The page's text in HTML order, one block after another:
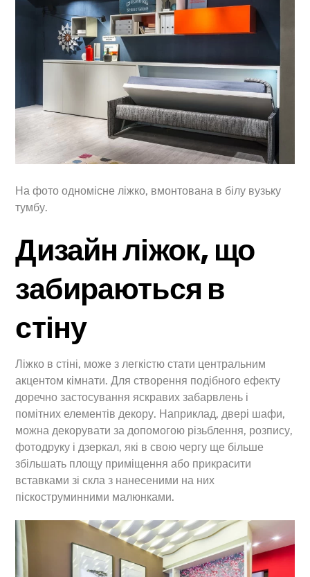
На фото одномісне ліжко, вмонтована в білу вузьку
тумбу.
Дизайн ліжок, що
забираються в
стіну
Ліжко в стіні, може з легкістю стати центральним
акцентом кімнати. Для створення подібного ефекту
доречно застосування яскравих забарвлень і
помітних елементів декору. Наприклад, двері шафи,
можна декорувати за допомогою різьблення, розпису,
фотодруку і дзеркал, які в свою чергу ще більше
збільшать площу приміщення або прикрасити
вставками зі скла з нанесеними на них
піскоструминними малюнками.
Back
To
Top